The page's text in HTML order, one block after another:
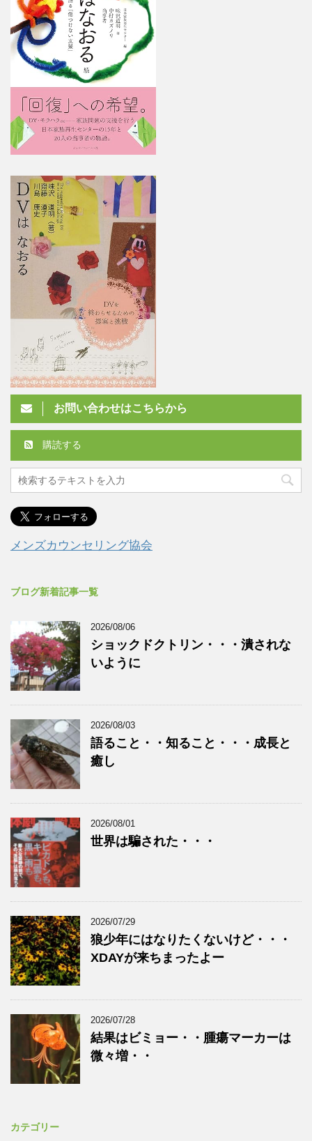
お問い合わせはこちらから
購読する
メンズカウンセリング協会
ブログ新着記事一覧
2026/08/06
ショックドクトリン・・・潰されな
いように
2026/08/03
語ること・・知ること・・・成長と
癒し
2026/08/01
世界は騙された・・・
2026/07/29
狼少年にはなりたくないけど・・・
XDAYが来ちまったよー
2026/07/28
結果はビミョー・・腫瘍マーカーは
微々増・・
カテゴリー